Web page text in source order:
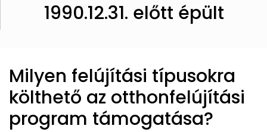
1990.12.31. előtt épült
Milyen felújítási típusokra
költhető az otthonfelújítási
program támogatása?